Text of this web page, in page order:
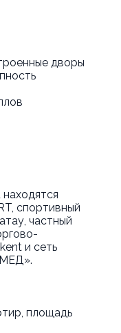
дворы
спортивный
частный
и сеть
МЕД».
площадь